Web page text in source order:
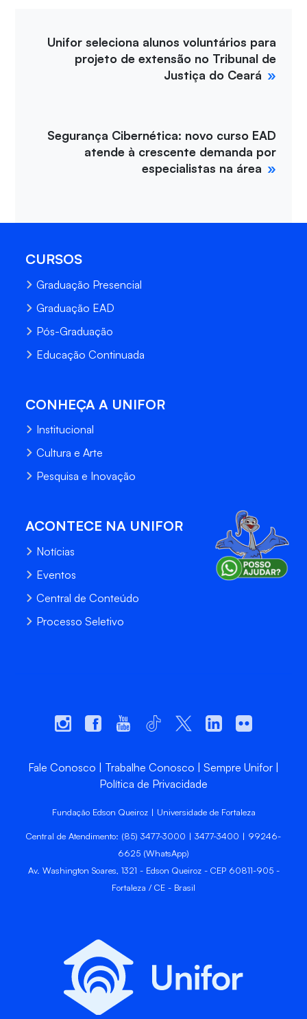
Unifor seleciona alunos voluntários para
projeto de extensão no Tribunal de
Justiça do Ceará
Segurança Cibernética: novo curso EAD
atende à crescente demanda por
especialistas na área
CURSOS
Graduação Presencial
Graduação EAD
Pós-Graduação
Educação Continuada
CONHEÇA A UNIFOR
Institucional
Cultura e Arte
Pesquisa e Inovação
ACONTECE NA UNIFOR
Notícias
Eventos
Central de Conteúdo
Processo Seletivo
Fale Conosco Trabalhe Conosco
Sempre Unifor
Política de Privacidade
Fundação Edson Queiroz | Universidade de Fortaleza
Central de Atendimento: (85) 3477-3000 | 3477-3400 | 99246-
6625 (WhatsApp)
Av. Washington Soares, 1321 - Edson Queiroz - CEP 60811-905 -
Fortaleza / CE - Brasil